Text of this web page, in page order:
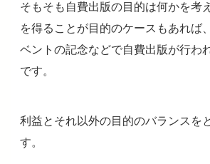
そもそも自費出版の目的は何かを考
を得ることが目的のケースもあれば
ベントの記念などで自費出版が行わ
です。
利益とそれ以外の目的のバランスを
す。